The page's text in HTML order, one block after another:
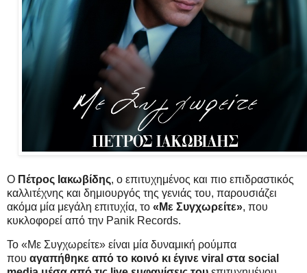
Ο Πέτρος Ιακωβίδης, ο επιτυχημένος και πιο επιδραστικός
καλλιτέχνης και δημιουργός της γενιάς του, παρουσιάζει
ακόμα μία μεγάλη επιτυχία, το «Με Συγχωρείτε», που
κυκλοφορεί από την Panik Records.
Το «Με Συγχωρείτε» είναι μία δυναμική ρούμπα
που αγαπήθηκε από το κοινό κι έγινε viral στα social